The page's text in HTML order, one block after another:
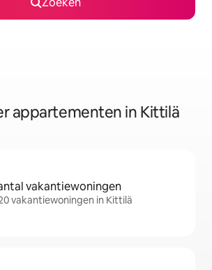
appartementen in Kittilä
vakantiewoningen
vakantiewoningen in Kittilä